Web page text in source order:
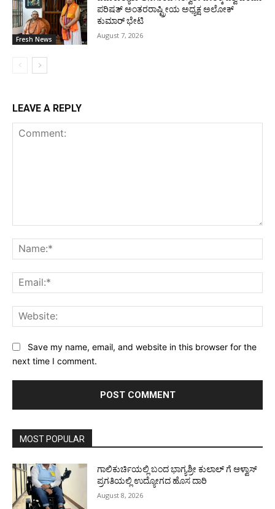
Fresh News
ಪರಿಷತ್ ಅಂತರರಾಷ್ಟ್ರೀಯ ಅಧ್ಯಕ್ಷ ಅಲೋಕ್
ಕುಮಾರ್ ಭೇಟಿ
August 7, 2026
LEAVE A REPLY
Save my name, email, and website in this browser for the
next time I comment.
MOST POPULAR
ಗಾಲಿಕುರ್ಚಿಯಲ್ಲಿ ಬಂದ ಭಾಗ್ಯಶ್ರೀ ಕುಲಾಲ್ ಗೆ ಆಳ್ವಾಸ್
ಪ್ರಗತಿಯಲ್ಲಿ ಉದ್ಯೋಗದ ಹೊಸ ದಾರಿ
August 8, 2026